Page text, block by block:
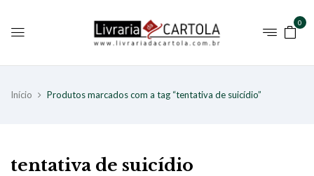
0
Início Produtos marcados com a tag “tentativa de suicídio”
tentativa de suicídio